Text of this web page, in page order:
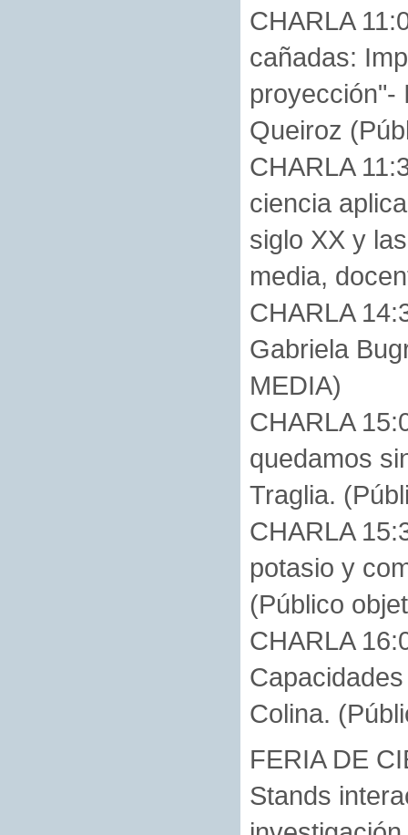
CHARLA
cañadas:
proyección"-
Queiroz
CHARLA
ciencia
siglo XX y
media,
CHARLA
Gabriela
MEDIA)
CHARLA
quedamos
Traglia.
CHARLA
potasio y
(Público
CHARLA
Colina.
FERIA DE
Stands